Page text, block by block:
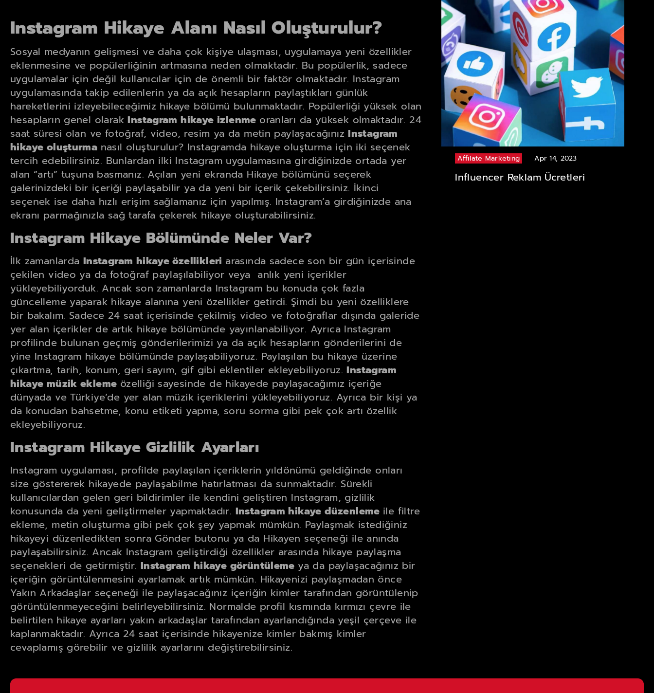
Instagram Hikaye Alanı Nasıl Oluşturulur?
Sosyal medyanın gelişmesi ve daha çok kişiye ulaşması, uygulamaya yeni özellikler
eklenmesine ve popülerliğinin artmasına neden olmaktadır. Bu popülerlik, sadece
uygulamalar için değil kullanıcılar için de önemli bir faktör olmaktadır. Instagram
uygulamasında takip edilenlerin ya da açık hesapların paylaştıkları günlük
hareketlerini izleyebileceğimiz hikaye bölümü bulunmaktadır. Popülerliği yüksek olan
hesapların genel olarakInstagram hikaye izlenme oranları da yüksek olmaktadır. 24
saat süresi olan ve fotoğraf, video, resim ya da metin paylaşacağınızInstagram
hikaye oluşturma nasıl oluşturulur? Instagramda hikaye oluşturma için iki seçenek
tercih edebilirsiniz. Bunlardan ilki Instagram uygulamasına girdiğinizde ortada yer
alan “artı” tuşuna basmanız. Açılan yeni ekranda Hikaye bölümünü seçerek
galerinizdeki bir içeriği paylaşabilir ya da yeni bir içerik çekebilirsiniz. İkinci
seçenek ise daha hızlı erişim sağlamanız için yapılmış. Instagram’a girdiğinizde ana
ekranı parmağınızla sağ tarafa çekerek hikaye oluşturabilirsiniz.
Instagram Hikaye Bölümünde Neler Var?
İlk zamanlarda Instagram hikaye özellikleri arasında sadece son bir gün içerisinde
çekilen video ya da fotoğraf paylaşılabiliyor veya anlık yeni içerikler
yükleyebiliyorduk. Ancak son zamanlarda Instagram bu konuda çok fazla
güncelleme yaparak hikaye alanına yeni özellikler getirdi. Şimdi bu yeni özelliklere
bir bakalım. Sadece 24 saat içerisinde çekilmiş video ve fotoğraflar dışında galeride
yer alan içerikler de artık hikaye bölümünde yayınlanabiliyor. Ayrıca Instagram
profilinde bulunan geçmiş gönderilerimizi ya da açık hesapların gönderilerini de
yine Instagram hikaye bölümünde paylaşabiliyoruz. Paylaşılan bu hikaye üzerine
çıkartma, tarih, konum, geri sayım, gif gibi eklentiler ekleyebiliyoruz.Instagram
hikaye müzik ekleme özelliği sayesinde de hikayede paylaşacağımız içeriğe
dünyada ve Türkiye’de yer alan müzik içeriklerini yükleyebiliyoruz. Ayrıca bir kişi ya
da konudan bahsetme, konu etiketi yapma, soru sorma gibi pek çok artı özellik
ekleyebiliyoruz.
Instagram Hikaye Gizlilik Ayarları
Instagram uygulaması, profilde paylaşılan içeriklerin yıldönümü geldiğinde onları
size göstererek hikayede paylaşabilme hatırlatması da sunmaktadır. Sürekli
kullanıcılardan gelen geri bildirimler ile kendini geliştiren Instagram, gizlilik
konusunda da yeni geliştirmeler yapmaktadır. Instagram hikaye düzenleme ile filtre
ekleme, metin oluşturma gibi pek çok şey yapmak mümkün. Paylaşmak istediğiniz
hikayeyi düzenledikten sonra Gönder butonu ya da Hikayen seçeneği ile anında
paylaşabilirsiniz. Ancak Instagram geliştirdiği özellikler arasında hikaye paylaşma
seçenekleri de getirmiştir. Instagram hikaye görüntüleme ya da paylaşacağınız bir
içeriğin görüntülenmesini ayarlamak artık mümkün. Hikayenizi paylaşmadan önce
Yakın Arkadaşlar seçeneği ile paylaşacağınız içeriğin kimler tarafından görüntülenip
görüntülenmeyeceğini belirleyebilirsiniz. Normalde profil kısmında kırmızı çevre ile
belirtilen hikaye ayarları yakın arkadaşlar tarafından ayarlandığında yeşil çerçeve ile
kaplanmaktadır. Ayrıca 24 saat içerisinde hikayenize kimler bakmış kimler
cevaplamış görebilir ve gizlilik ayarlarını değiştirebilirsiniz.
Affilate Marketing Apr 14, 2023
Influencer Reklam Ücretleri